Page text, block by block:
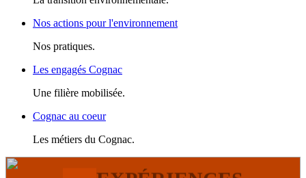
Nos actions pour l'environnement
Nos pratiques.
Les engagés Cognac
Une filière mobilisée.
Cognac au coeur
Les métiers du Cognac.